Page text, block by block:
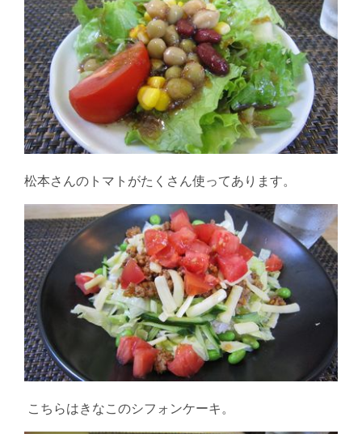
松本さんのトマトがたくさん使ってあります。
こちらはきなこのシフォンケーキ。